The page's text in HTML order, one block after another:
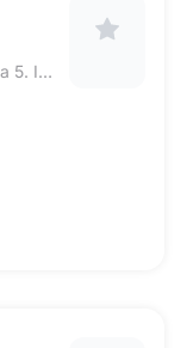
1052 Budapest, Régi posta utca 5. IV. em. 6., kapucsengő: 33